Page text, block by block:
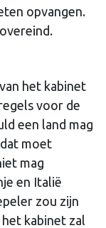
opvangen.
het kabinet
voor de
een land mag
moet
mag
en Italië
zou zijn
kabinet zal